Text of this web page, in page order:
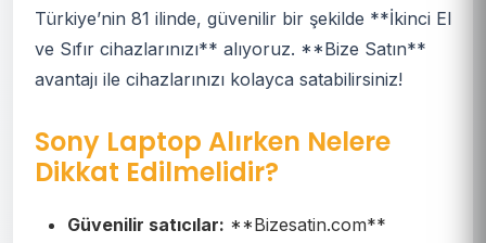
Türkiye’nin 81 ilinde, güvenilir bir şekilde **İkinci El
ve Sıfır cihazlarınızı** alıyoruz. **Bize Satın**
avantajı ile cihazlarınızı kolayca satabilirsiniz!
Sony Laptop Alırken Nelere
Dikkat Edilmelidir?
Güvenilir satıcılar: **Bizesatin.com**